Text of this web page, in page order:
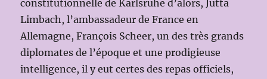
constitutionnelle de Karlsruhe d’alors, Jutta
Limbach, l’ambassadeur de France en
Allemagne, François Scheer, un des très grands
diplomates de l’époque et une prodigieuse
intelligence, il y eut certes des repas officiels,